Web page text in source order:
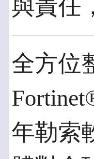
與責任
全方位
年勒索